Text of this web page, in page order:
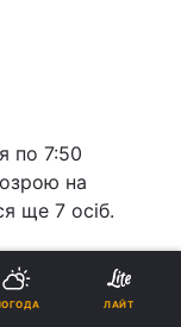
по 7:50
на
ще 7 осіб.
ЛАЙТ